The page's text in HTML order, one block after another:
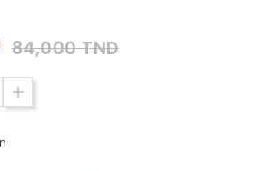
84,000 TND